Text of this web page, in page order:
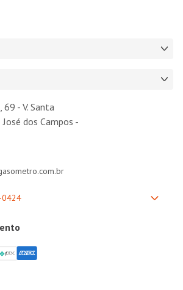
69 - V. Santa
José dos Campos -